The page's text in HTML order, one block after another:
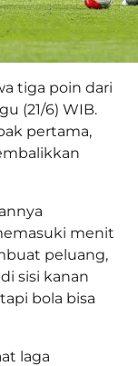
tiga poin dari
(21/6) WIB.
pertama,
menit
peluang,
sisi kanan
bola bisa
laga